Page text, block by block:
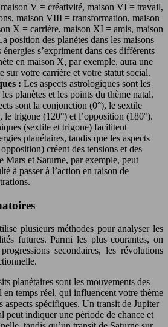
V = créativité, maison VI = travail,
maison VIII = transformation, maison
X = carrière, maison XI = amis, maison
position des planètes dans les maisons
s’expriment dans ces différents
en maison X, par exemple, aura une
sur votre carrière et votre statut social.
: Les aspects astrologiques sont les
planètes et les points du thème natal.
sont la conjonction (0°), le sextile
le trigone (120°) et l’opposition (180°).
(sextile et trigone) facilitent
planétaires, tandis que les aspects
créent des tensions et des
Mars et Saturne, par exemple, peut
à passer à l’action en raison de
plusieurs méthodes pour analyser les
futures. Parmi les plus courantes, on
secondaires, les révolutions
planétaires sont les mouvements des
en temps réel, qui influencent votre thème
aspects spécifiques. Un transit de Jupiter
peut indiquer une période de chance et